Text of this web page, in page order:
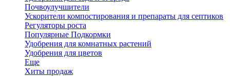
Почвоулучшители
Ускорители компостирования и препараты для септиков
Регуляторы роста
Популярные Подкормки
Удобрения для комнатных растений
Удобрения для цветов
Еще
Хиты продаж